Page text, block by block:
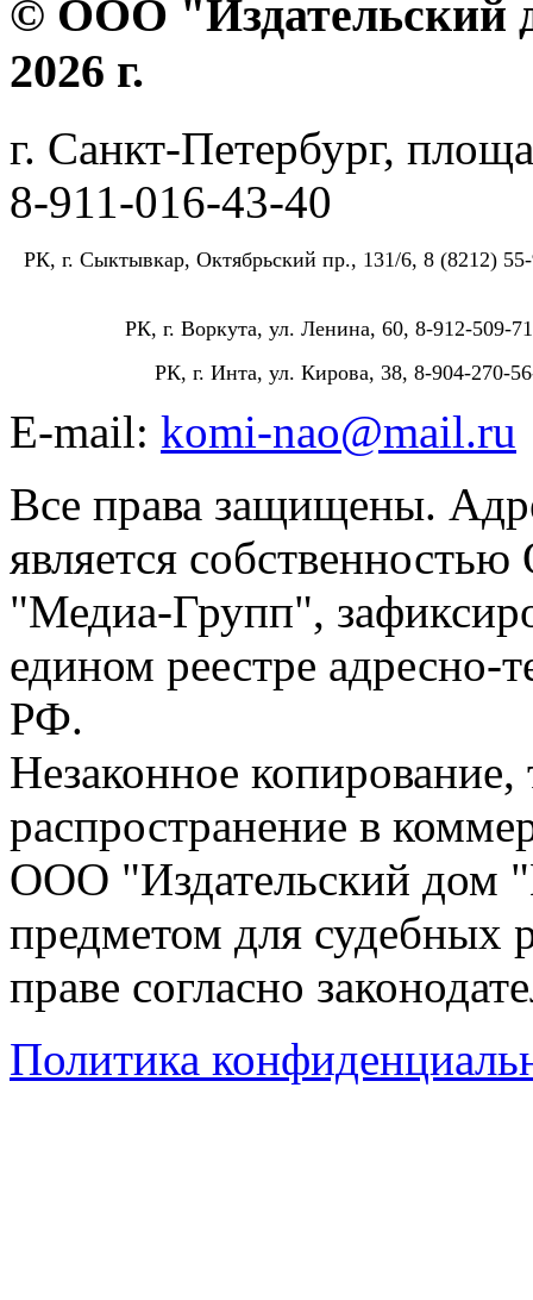
© ООО "Издательский
2026 г.
г. Санкт-Петербург,
8-911-016-43-40
РК, г. Сыктывкар, Октябрьский пр., 131/6, 8 (8212)
РК, г. Воркута, ул. Ленина, 60, 8-912-509-
РК, г. Инта, ул. Кирова, 38, 8-904-270-
E-mail: komi-nao@mail.ru
Все права защищены.
является
"Медиа-Групп",
едином реестре адресно-
РФ.
Незаконное
распространение в
ООО "Издательский дом
предметом для судебных
праве согласно
Политика